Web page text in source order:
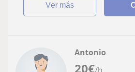
ver más
20€/h
Antonio